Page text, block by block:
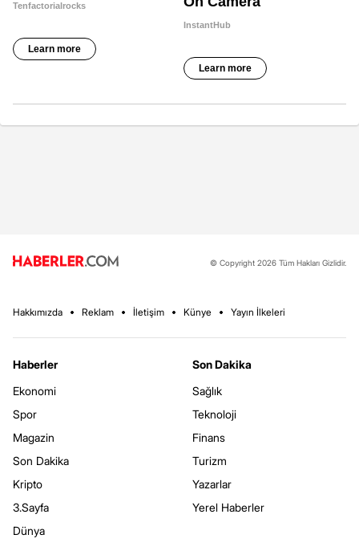
© Copyright 2026 Tüm Hakları Gizlidir.
Hakkımızda Reklam İletişim Künye Yayın İlkeleri
Haberler
Ekonomi
Spor
Magazin
Son Dakika
Kripto
3.Sayfa
Dünya
Son Dakika
Sağlık
Teknoloji
Finans
Turizm
Yazarlar
Yerel Haberler